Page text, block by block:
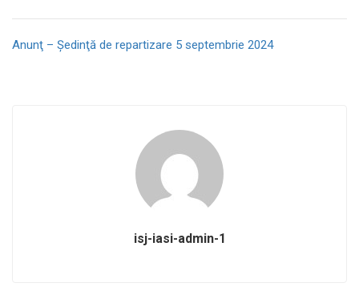
Anunţ – Şedinţă de repartizare 5 septembrie 2024
isj-iasi-admin-1